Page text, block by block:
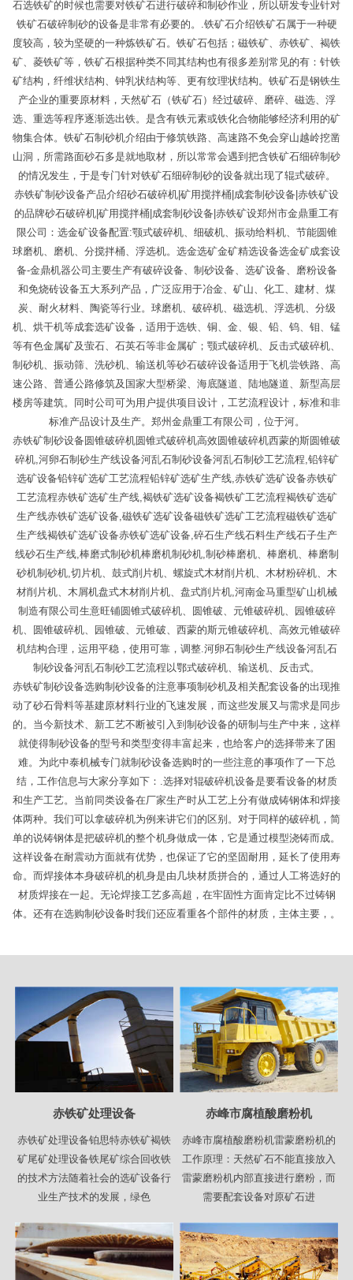
石选铁矿的时候也需要对铁矿石进行破碎和制砂作业，所以研发专业针对
铁矿石破碎制砂的设备是非常有必要的。.铁矿石介绍铁矿石属于一种硬
度较高，较为坚硬的一种炼铁矿石。铁矿石包括；磁铁矿、赤铁矿、褐铁
矿、菱铁矿等，铁矿石根据种类不同其结构也有很多差别常见的有：针铁
矿结构，纤维状结构、钟乳状结构等、更有纹理状结构。铁矿石是钢铁生
产企业的重要原材料，天然矿石（铁矿石）经过破碎、磨碎、磁选、浮
选、重选等程序逐渐选出铁。是含有铁元素或铁化合物能够经济利用的矿
物集合体。铁矿石制砂机介绍由于修筑铁路、高速路不免会穿山越岭挖凿
山洞，所需路面砂石多是就地取材，所以常常会遇到把含铁矿石细碎制砂
的情况发生，于是专门针对铁矿石细碎制砂的设备就出现了辊式破碎。
赤铁矿制砂设备产品介绍砂石破碎机|矿用搅拌桶|成套制砂设备|赤铁矿设
的品牌砂石破碎机|矿用搅拌桶|成套制砂设备|赤铁矿设郑州市金鼎重工有
限公司：选金矿设备配置:颚式破碎机、细破机、振动给料机、节能圆锥
球磨机、磨机、分搅拌桶、浮选机。选金选矿金矿精选设备选金矿成套设
备-金鼎机器公司主要生产有破碎设备、制砂设备、选矿设备、磨粉设备
和免烧砖设备五大系列产品，广泛应用于冶金、矿山、化工、建材、煤
炭、耐火材料、陶瓷等行业。球磨机、破碎机、磁选机、浮选机、分级
机、烘干机等成套选矿设备，适用于选铁、铜、金、银、铅、钨、钼、锰
等有色金属矿及萤石、石英石等非金属矿；颚式破碎机、反击式破碎机、
制砂机、振动筛、洗砂机、输送机等砂石破碎设备适用于飞机尝铁路、高
速公路、普通公路修筑及国家大型桥梁、海底隧道、陆地隧道、新型高层
楼房等建筑。同时公司可为用户提供项目设计，工艺流程设计，标准和非
标准产品设计及生产。郑州金鼎重工有限公司，位于河。
赤铁矿制砂设备圆锥破碎机圆锥式破碎机高效圆锥破碎机西蒙的斯圆锥破
碎机,河卵石制砂生产线设备河乱石制砂设备河乱石制砂工艺流程,铅锌矿
选矿设备铅锌矿选矿工艺流程铅锌矿选矿生产线,赤铁矿选矿设备赤铁矿
工艺流程赤铁矿选矿生产线,褐铁矿选矿设备褐铁矿工艺流程褐铁矿选矿
生产线赤铁矿选矿设备,磁铁矿选矿设备磁铁矿选矿工艺流程磁铁矿选矿
生产线褐铁矿选矿设备赤铁矿选矿设备,碎石生产线石料生产线石子生产
线砂石生产线,棒磨式制砂机棒磨机制砂机,制砂棒磨机、棒磨机、棒磨制
砂机制砂机,切片机、鼓式削片机、螺旋式木材削片机、木材粉碎机、木
材削片机、木屑机盘式木材削片机、盘式削片机,河南金马重型矿山机械
制造有限公司生意旺铺圆锥式破碎机、圆锥破、元锥破碎机、园锥破碎
机、圆锥破碎机、园锥破、元锥破、西蒙的斯元锥破碎机、高效元锥破碎
机结构合理，运用平稳，使用可靠，调整.河卵石制砂生产线设备河乱石
制砂设备河乱石制砂工艺流程以鄂式破碎机、输送机、反击式。
赤铁矿制砂设备选购制砂设备的注意事项制砂机及相关配套设备的出现推
动了砂石骨料等基建原材料行业的飞速发展，而这些发展又与需求是同步
的。当今新技术、新工艺不断被引入到制砂设备的研制与生产中来，这样
就使得制砂设备的型号和类型变得丰富起来，也给客户的选择带来了困
难。为此中泰机械专门就制砂设备选购时的一些注意的事项作了一下总
结，工作信息与大家分享如下：.选择对辊破碎机设备是要看设备的材质
和生产工艺。当前同类设备在厂家生产时从工艺上分有做成铸钢体和焊接
体两种。我们可以拿破碎机为例来讲它们的区别。对于同样的破碎机，简
单的说铸钢体是把破碎机的整个机身做成一体，它是通过模型浇铸而成。
这样设备在耐震动方面就有优势，也保证了它的坚固耐用，延长了使用寿
命。而焊接体本身破碎机的机身是由几块材质拼合的，通过人工将选好的
材质焊接在一起。无论焊接工艺多高超，在牢固性方面肯定比不过铸钢
体。还有在选购制砂设备时我们还应看重各个部件的材质，主体主要，。
赤铁矿处理设备
赤铁矿处理设备铂思特赤铁矿褐铁
矿尾矿处理设备铁尾矿综合回收铁
的技术方法随着社会的选矿设备行
业生产技术的发展，绿色
赤峰市腐植酸磨粉机
赤峰市腐植酸磨粉机雷蒙磨粉机的
工作原理：天然矿石不能直接放入
雷蒙磨粉机内部直接进行磨粉，而
需要配套设备对原矿石进